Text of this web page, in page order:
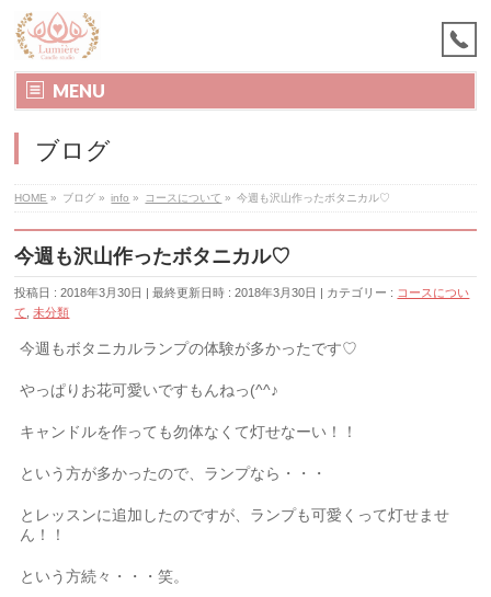
MENU
ブログ
HOME » ブログ » info » コースについて » 今週も沢山作ったボタニカル♡
今週も沢山作ったボタニカル♡
投稿日 : 2018年3月30日 最終更新日時 : 2018年3月30日 カテゴリー : コースについ
て ,未分類
今週もボタニカルランプの体験が多かったです♡
やっぱりお花可愛いですもんねっ(^^♪
キャンドルを作っても勿体なくて灯せなーい！！
という方が多かったので、ランプなら・・・
とレッスンに追加したのですが、ランプも可愛くって灯せませ
ん！！
という方続々・・・笑。